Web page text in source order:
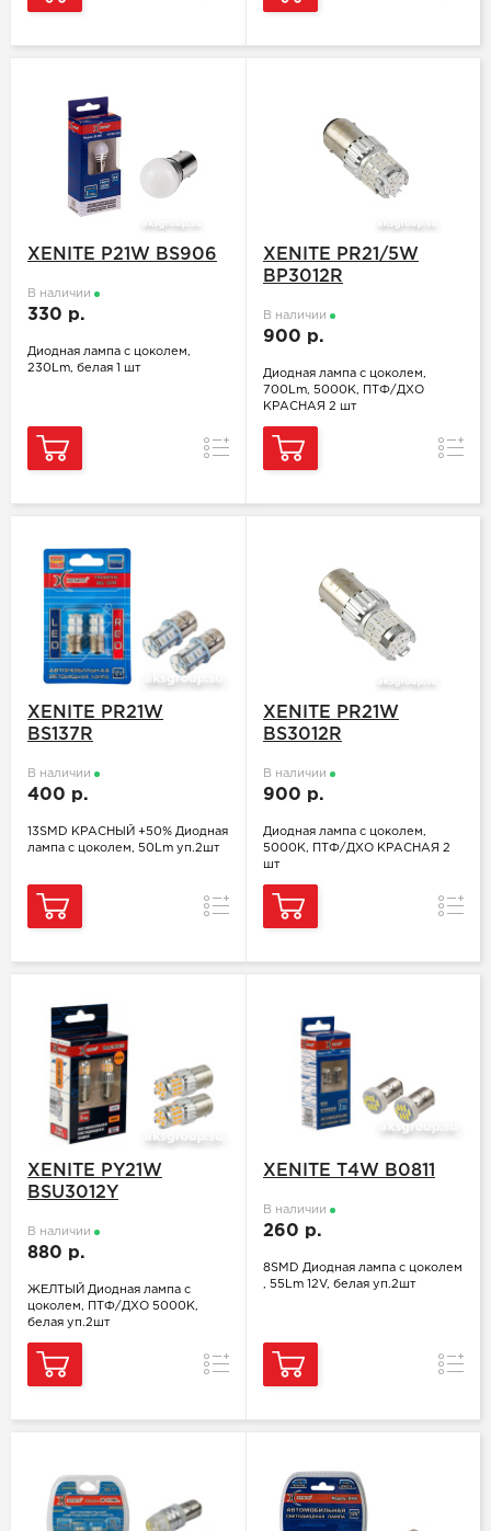
XENITE P21W BS906
В наличии
330 р.
Диодная лампа с цоколем,
230Lm, белая 1 шт
Сравнение
XENITE PR21/5W
BP3012R
В наличии
900 р.
Диодная лампа с цоколем,
700Lm, 5000K, ПТФ/ДХО
КРАСНАЯ 2 шт
XENITE PR21W
BS137R
В наличии
400 р.
13SMD КРАСНЫЙ +50% Диодная
лампа с цоколем, 50Lm уп.2шт
Сравнение
XENITE PR21W
BS3012R
В наличии
900 р.
Диодная лампа с цоколем,
5000K, ПТФ/ДХО КРАСНАЯ 2
шт
XENITE PY21W
BSU3012Y
В наличии
880 р.
ЖЕЛТЫЙ Диодная лампа с
цоколем, ПТФ/ДХО 5000K,
белая уп.2шт
Сравнение
XENITE T4W B0811
В наличии
260 р.
8SMD Диодная лампа с цоколем
, 55Lm 12V, белая уп.2шт